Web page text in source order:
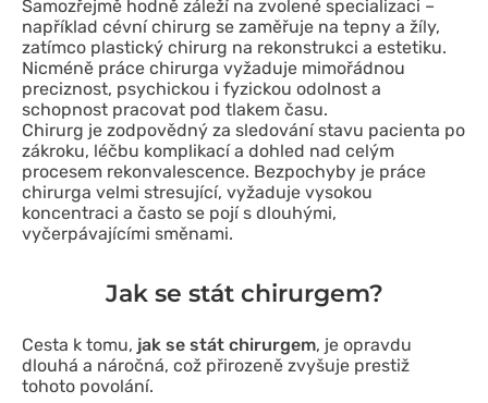
Samozřejmě hodně záleží na zvolené specializaci –
například cévní chirurg se zaměřuje na tepny a žíly,
zatímco plastický chirurg na rekonstrukci a estetiku.
Nicméně práce chirurga vyžaduje mimořádnou
preciznost, psychickou i fyzickou odolnost a
schopnost pracovat pod tlakem času.
Chirurg je zodpovědný za sledování stavu pacienta po
zákroku, léčbu komplikací a dohled nad celým
procesem rekonvalescence. Bezpochyby je práce
chirurga velmi stresující, vyžaduje vysokou
koncentraci a často se pojí s dlouhými,
vyčerpávajícími směnami.
Jak se stát chirurgem?
Cesta k tomu, jak se stát chirurgem, je opravdu
dlouhá a náročná, což přirozeně zvyšuje prestiž
tohoto povolání.